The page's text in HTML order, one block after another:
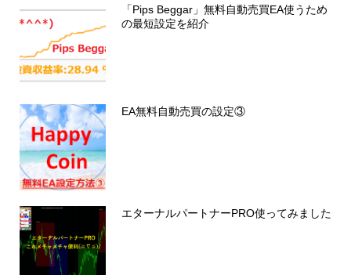
「Pips Beggar」無料自動売買EA使うため
の最短設定を紹介
EA無料自動売買の設定③
エターナルパートナーPRO使ってみました